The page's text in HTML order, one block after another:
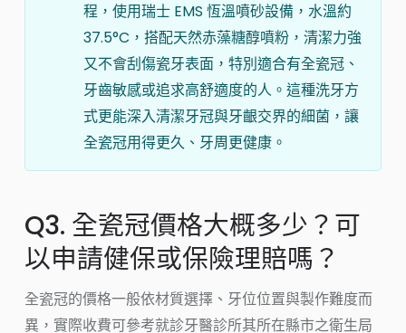
程，使用瑞士 EMS 恆溫噴砂設備，水溫約
37.5°C，搭配天然赤藻糖醇噴粉，清潔力強
又不會刮傷瓷牙表面，特別適合有全瓷冠、
牙齒敏感或追求高舒適度的人。這種洗牙方
式更能深入清潔牙冠與牙齦交界的細菌，讓
全瓷冠用得更久、牙周更健康。
Q3. 全瓷冠價格大概多少？可
以申請健保或保險理賠嗎？
全瓷冠的價格一般依材質選擇、牙位位置與製作難度而
異，實際收費可參考就診牙醫診所其所在縣市之衛生局